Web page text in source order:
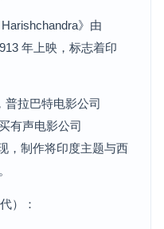
》由
年上映，标志着印
普拉巴特电影公司
有声电影公司
，制作将印度主题与西
）：